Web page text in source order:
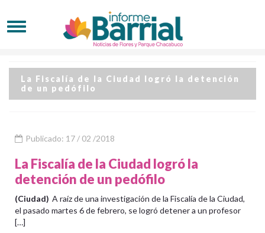
La Fiscalía de la Ciudad logró la detención
de un pedófilo
Publicado: 17 / 02 /2018
La Fiscalía de la Ciudad logró la
detención de un pedófilo
(Ciudad) A raíz de una investigación de la Fiscalía de la Ciudad,
el pasado martes 6 de febrero, se logró detener a un profesor
[…]